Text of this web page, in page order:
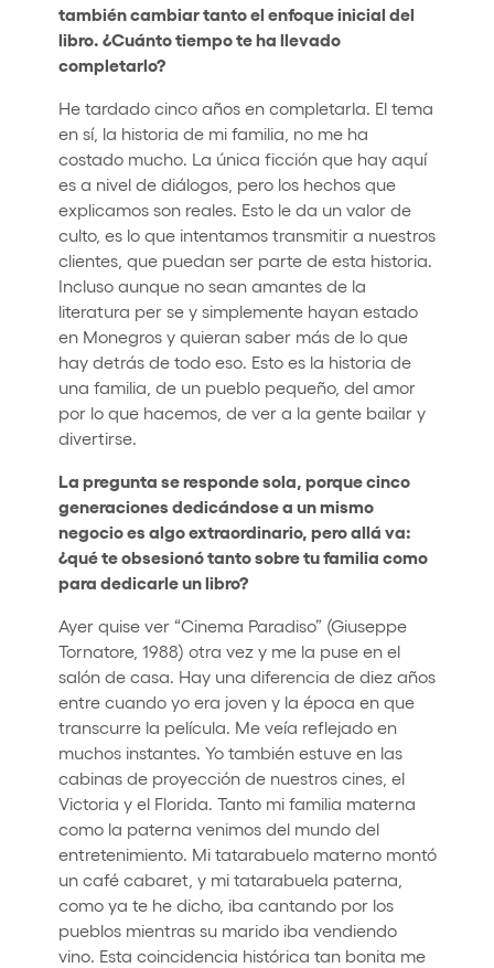
también cambiar tanto el enfoque inicial del
libro. ¿Cuánto tiempo te ha llevado
completarlo?
He tardado cinco años en completarla. El tema
en sí, la historia de mi familia, no me ha
costado mucho. La única ficción que hay aquí
es a nivel de diálogos, pero los hechos que
explicamos son reales. Esto le da un valor de
culto, es lo que intentamos transmitir a nuestros
clientes, que puedan ser parte de esta historia.
Incluso aunque no sean amantes de la
literatura per se y simplemente hayan estado
en Monegros y quieran saber más de lo que
hay detrás de todo eso. Esto es la historia de
una familia, de un pueblo pequeño, del amor
por lo que hacemos, de ver a la gente bailar y
divertirse.
La pregunta se responde sola, porque cinco
generaciones dedicándose a un mismo
negocio es algo extraordinario, pero allá va:
¿qué te obsesionó tanto sobre tu familia como
para dedicarle un libro?
Ayer quise ver “Cinema Paradiso” (Giuseppe
Tornatore, 1988) otra vez y me la puse en el
salón de casa. Hay una diferencia de diez años
entre cuando yo era joven y la época en que
transcurre la película. Me veía reflejado en
muchos instantes. Yo también estuve en las
cabinas de proyección de nuestros cines, el
Victoria y el Florida. Tanto mi familia materna
como la paterna venimos del mundo del
entretenimiento. Mi tatarabuelo materno montó
un café cabaret, y mi tatarabuela paterna,
como ya te he dicho, iba cantando por los
pueblos mientras su marido iba vendiendo
vino. Esta coincidencia histórica tan bonita me